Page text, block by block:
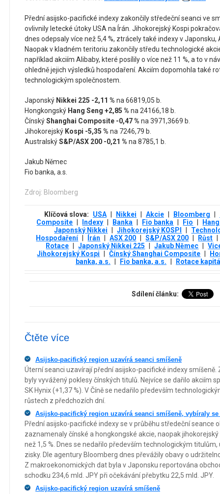
Přední asijsko-pacifické indexy zakončily středeční seanci ve
ovlivnily letecké útoky USA na Írán. Jihokorejský Kospi
dnes odepsaly více než 5,4 %, ztrácely také indexy v Japonsku,
Naopak v kladném teritoriu zakončily středu technologické
například akciím Alibaby, které posílily o více než 11 %, a to v
ohledně jejich výsledků hospodaření. Akciím dopomohla také
technologickým společnostem.
Japonský Nikkei 225 -2,11 % na 66819,05 b.
Hongkongský Hang Seng +2,85 % na 24166,18 b.
ČínskýShanghai Composite -0,47 % na 3971,3669 b.
Jihokorejský Kospi -5,35 % na 7246,79 b.
AustralskýS&P/ASX 200 -0,21 % na 8785,1 b.
Jakub Němec
Fio banka, a.s.
Zdroj: Bloomberg
Klíčová slova: USA Nikkei Akcie Bloomberg
Composite
Indexy Banka Fio banka Fio
Japonský Nikkei
Jihokorejský KOSPI
Hospodaření
Írán ASX 200 S&P/ASX 200 Růst
Rotace
Japonský Nikkei 225 Jakub Němec
Jihokorejský Kospi
Čínský Shanghai Composite
banka, a.s.
Fio banka, a.s. Rotace
Sdílení článku:
Čtěte více
Asijsko-pacifický region uzavírá seanci smíšeně
Úterní seanci uzavírají přední asijsko-pacifické indexy smíšeně.
byly vyvážený poklesy čínských titulů. Nejvíce se dařilo akciím
SK Hynix (+1,37 %). V Číně se nedařilo především
růstech z předchozích dní.
Asijsko-pacifický region uzavírá seanci smíšeně, vybíraly
Přední asijsko-pacifické indexy se v průběhu středeční seance
zaznamenaly čínské a hongkongské akcie, naopak
než 1,5 %. Dnes se nedařilo především technologickým
zisky. Dle agentury Bloomberg dnes převážily obavy o
Z makroekonomických dat byla v Japonsku reportována
schodku 234,6 mld. JPY při očekávání přebytku 22,5 mld. JPY.
Asijsko-pacifický region uzavírá smíšeně